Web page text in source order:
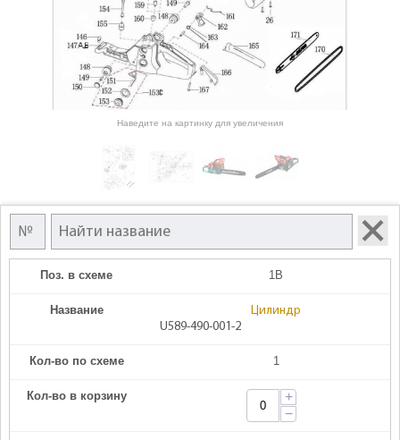
Наведите на картинку для увеличения
Поз. в схеме 1B
Название
Цилиндр
U589-490-001-2
Кол-во по схеме 1
Кол-во в корзину
+
−